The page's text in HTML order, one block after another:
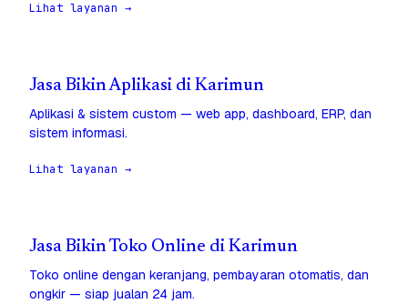
Lihat layanan →
Jasa Bikin Aplikasi di Karimun
Aplikasi & sistem custom — web app, dashboard, ERP, dan
sistem informasi.
Lihat layanan →
Jasa Bikin Toko Online di Karimun
Toko online dengan keranjang, pembayaran otomatis, dan
ongkir — siap jualan 24 jam.